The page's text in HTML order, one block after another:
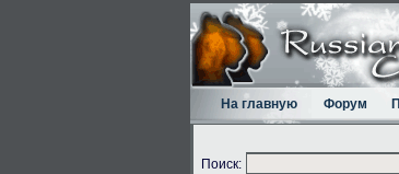
На главную Форум
Поиск: